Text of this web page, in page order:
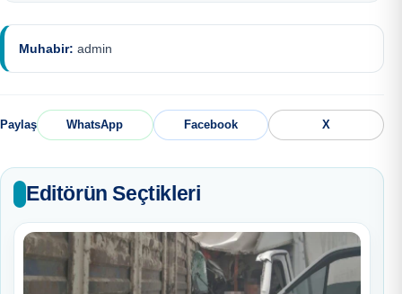
Muhabir: admin
Paylaş WhatsApp Facebook X
Editörün Seçtikleri